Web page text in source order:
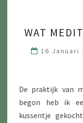
WAT
16 Januari
De praktijk van
begon heb ik
kussentje